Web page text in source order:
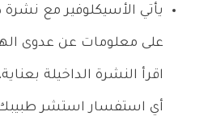
يأتي الأسيكلوفير مع نشرة
على معلومات عن عدوى
اقرأ النشرة الداخيلة
أي استفسار استشر